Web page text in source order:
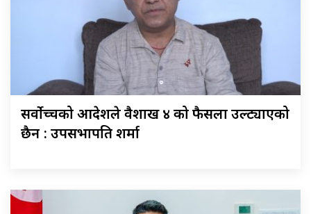
सर्वोच्चको आदेशले वैशाख ४ को फैसला उल्ट्याएको
छैन : उपसभापति शर्मा